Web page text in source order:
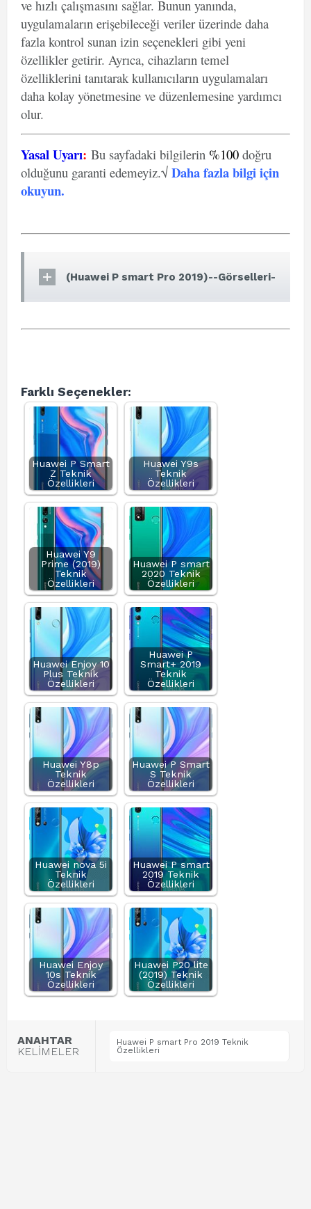
ve hızlı çalışmasını sağlar. Bunun yanında,
uygulamaların erişebileceği veriler üzerinde daha
fazla kontrol sunan izin seçenekleri gibi yeni
özellikler getirir. Ayrıca, cihazların temel
özelliklerini tanıtarak kullanıcıların uygulamaları
daha kolay yönetmesine ve düzenlemesine yardımcı
olur.
Yasal Uyarı: Bu sayfadaki bilgilerin %100 doğru
olduğunu garanti edemeyiz.√ Daha fazla bilgi için
okuyun.
(Huawei P smart Pro 2019)--Görselleri-
Farklı Seçenekler:
Huawei P Smart
Z Teknik
Özellikleri
Huawei Y9s
Teknik
Özellikleri
Huawei Y9
Prime (2019)
Teknik
Özellikleri
Huawei P smart
2020 Teknik
Özellikleri
Huawei Enjoy 10
Plus Teknik
Özellikleri
Huawei P
Smart+ 2019
Teknik
Özellikleri
Huawei Y8p
Teknik
Özellikleri
Huawei P Smart
S Teknik
Özellikleri
Huawei nova 5i
Teknik
Özellikleri
Huawei P smart
2019 Teknik
Özellikleri
Huawei Enjoy
10s Teknik
Özellikleri
Huawei P20 lite
(2019) Teknik
Özellikleri
ANAHTAR
KELİMELER
Huawei P smart Pro 2019 Teknik
Özellikleri